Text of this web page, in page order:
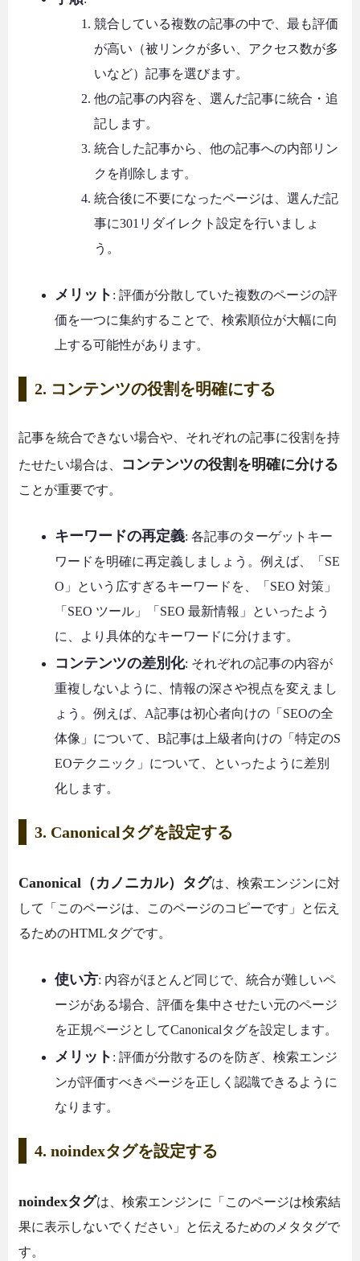
競合している複数の記事の中で、最も評価
が高い（被リンクが多い、アクセス数が多
いなど）記事を選びます。
他の記事の内容を、選んだ記事に統合・追
記します。
統合した記事から、他の記事への内部リン
クを削除します。
統合後に不要になったページは、選んだ記
事に301リダイレクト設定を行いましょ
う。
メリット : 評価が分散していた複数のページの評
価を一つに集約することで、検索順位が大幅に向
上する可能性があります。
2. コンテンツの役割を明確にする
記事を統合できない場合や、それぞれの記事に役割を持
たせたい場合は、 コンテンツの役割を明確に分ける
ことが重要です。
キーワードの再定義: 各記事のターゲットキー
ワードを明確に再定義しましょう。例えば、「SE
O」という広すぎるキーワードを、「SEO 対策」
「SEO ツール」「SEO 最新情報」といったよう
に、より具体的なキーワードに分けます。
コンテンツの差別化: それぞれの記事の内容が
重複しないように、情報の深さや視点を変えまし
ょう。例えば、A記事は初心者向けの「SEOの全
体像」について、B記事は上級者向けの「特定のS
EOテクニック」について、といったように差別
化します。
3. Canonicalタグを設定する
Canonical（カノニカル）タグは、検索エンジンに対
して「このページは、このページのコピーです」と伝え
るためのHTMLタグです。
使い方: 内容がほとんど同じで、統合が難しいペ
ージがある場合、評価を集中させたい元のページ
を正規ページとしてCanonicalタグを設定します。
メリット : 評価が分散するのを防ぎ、検索エンジ
ンが評価すべきページを正しく認識できるように
なります。
4. noindexタグを設定する
noindexタグは、検索エンジンに「このページは検索結
果に表示しないでください」と伝えるためのメタタグで
す。